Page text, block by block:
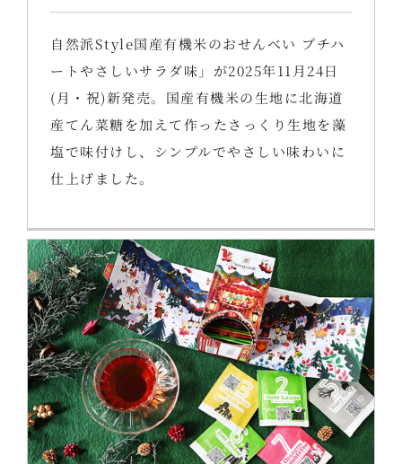
自然派Style国産有機米のおせんべい プチハ
ートやさしいサラダ味」が2025年11月24日
(月・祝)新発売。国産有機米の生地に北海道
産てん菜糖を加えて作ったさっくり生地を藻
塩で味付けし、シンプルでやさしい味わいに
仕上げました。